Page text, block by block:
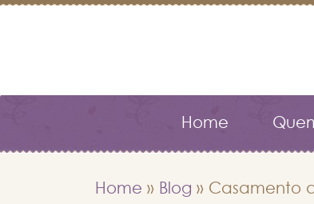
Home
Home » Blog » Casamento